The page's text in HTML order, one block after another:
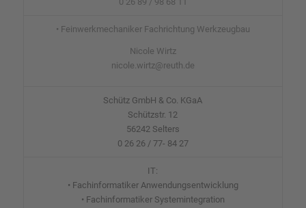
• Feinwerkmechaniker Fachrichtung Werkzeugbau
Nicole Wirtz
nicole.wirtz@reuth.de
Schütz GmbH & Co. KGaA
Schützstr. 12
56242 Selters
0 26 26 / 77- 84 27
IT:
• Fachinformatiker Anwendungsentwicklung
• Fachinformatiker Systemintegration